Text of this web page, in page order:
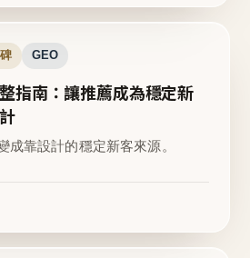
GEO
指南：讓推薦成為穩定新
成靠設計的穩定新客來源。